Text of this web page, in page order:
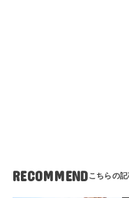
RECOMMEND